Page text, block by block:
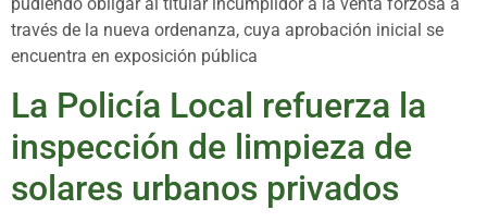
través de la nueva ordenanza, cuya aprobación inicial se
encuentra en exposición pública
La Policía Local refuerza la
inspección de limpieza de
solares urbanos privados